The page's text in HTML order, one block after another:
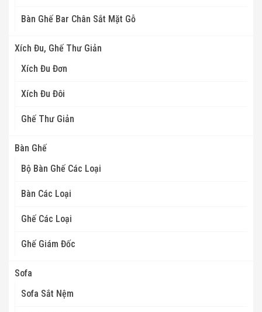
Bàn Ghế Bar Chân Sắt Mặt Gỗ
Xích Đu, Ghế Thư Giản
Xích Đu Đơn
Xích Đu Đôi
Ghế Thư Giản
Bàn Ghế
Bộ Bàn Ghế Các Loại
Bàn Các Loại
Ghế Các Loại
Ghế Giám Đốc
Sofa
Sofa Sắt Nệm